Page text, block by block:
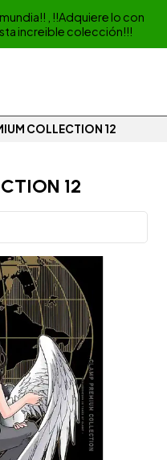
, !!Adquiere lo con
increible colección!!!
COLLECTION 12
12